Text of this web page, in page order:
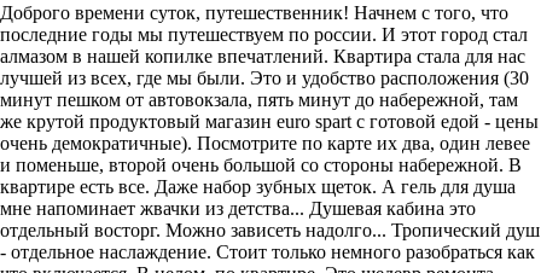
Доброго времени суток, путешественник! Начнем с того, что
последние годы мы путешествуем по россии. И этот город стал
алмазом в нашей копилке впечатлений. Квартира стала для нас
лучшей из всех, где мы были. Это и удобство расположения (30
минут пешком от автовокзала, пять минут до набережной, там
же крутой продуктовый магазин euro spart с готовой едой - цены
очень демократичные). Посмотрите по карте их два, один левее
и поменьше, второй очень большой со стороны набережной. В
квартире есть все. Даже набор зубных щеток. А гель для душа
мне напоминает жвачки из детства... Душевая кабина это
отдельный восторг. Можно зависеть надолго... Тропический душ
- отдельное наслаждение. Стоит только немного разобраться как